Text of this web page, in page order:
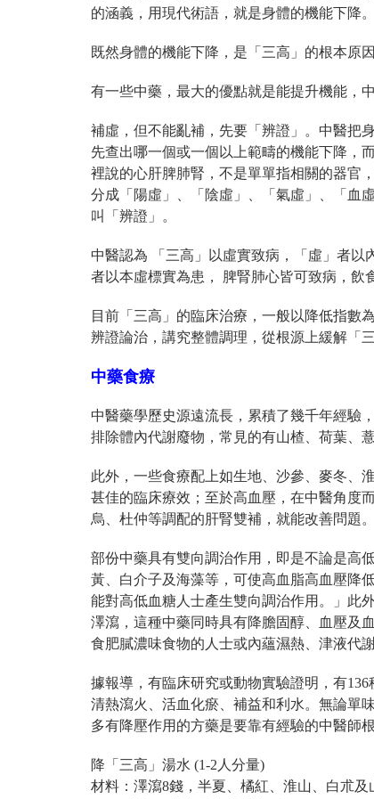
的涵義，用現代術語，就是身體的機能下降。
既然身體的機能下降，是「三高」的根本原
有一些中藥，最大的優點就是能提升機能，
補虛，但不能亂補，先要「辨證」。中醫把
先查出哪一個或一個以上範疇的機能下降，
裡說的心肝脾肺腎，不是單單指相關的器官
分成「陽虛」、「陰虛」、「氣虛」、「血
叫「辨證」。
中醫認為 「三高」以虛實致病，「虛」者以
者以本虛標實為患， 脾腎肺心皆可致病，飲
目前「三高」的臨床治療，一般以降低指數
辨證論治，講究整體調理，從根源上緩解「
中藥食療
中醫藥學歷史源遠流長，累積了幾千年經驗
排除體內代謝廢物，常見的有山楂、荷葉、
此外，一些食療配上如生地、沙參、麥冬、
甚佳的臨床療效；至於高血壓，在中醫角度
烏、杜仲等調配的肝腎雙補，就能改善問題。
部份中藥具有雙向調治作用，即是不論是高
黃、白介子及海藻等，可使高血脂高血壓降
能對高低血糖人士產生雙向調治作用。」此
澤瀉，這種中藥同時具有降膽固醇、血壓及
食肥膩濃味食物的人士或內蘊濕熱、津液代
據報導，有臨床研究或動物實驗證明，有
清熱瀉火、活血化瘀、補益和利水。無論單
多有降壓作用的方藥是要靠有經驗的中醫師
降「三高」湯水 (1-2
材料：澤瀉8錢，半夏、橘紅、淮山、白朮及